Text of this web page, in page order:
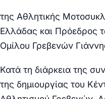
της Αθλητικής
Ελλάδας και Πρόεδρος
Ομίλου Γρεβενών
Κατά τη διάρκεια της
της δημιουργίας του